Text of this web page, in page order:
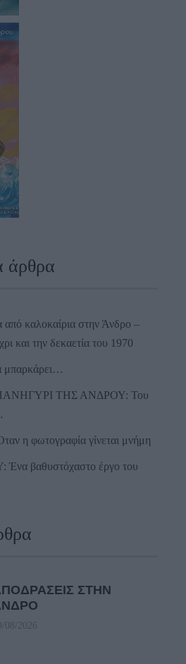
άρθρα
από καλοκαίρια στην Άνδρο –
και την δεκαετία του 1970
μπαρκάρει…
ΤΗΣ ΑΝΔΡΟΥ: Του
η φωτογραφία γίνεται μνήμη
βαθυστόχαστο έργο του
ΣΤΗΝ
08/2026